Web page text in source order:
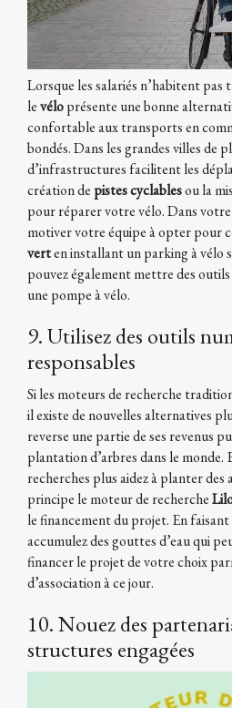
Lorsque les salariés n’habitent
levéloprésente une bonne
confortable aux transports en
bondés. Dans les grandes villes de
d’infrastructures facilitent les
création de pistes cyclablesou la
pour réparer votre vélo. Dans
motiver votre équipe à opter pour
verten installant un parking à vélo
pouvez également mettre des
une pompe à vélo.
9. Utilisez des outils
responsables
Si les moteurs de recherche
il existe de nouvelles alternatives
reverse une partie de ses revenus
plantation d’arbres dans le monde.
recherches plus aidez à planter des
principe le moteur de recherche
le financement du projet. En faisant
accumulez des gouttes d’eau qui
financer le projet de votre choix
d’association à ce jour.
10. Nouez des
structures engagées